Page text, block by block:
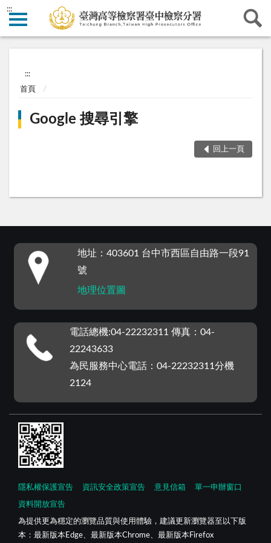
:::
:::
首頁
Google 搜尋引擎
回上一頁
地址：403601 台中市西區自由路一段91
號
地理位置圖
電話總機:04-22232311 傳真：04-
22243633
為民服務中心電話：04-22232311分機
2124
隱私權保護宣告 資訊安全政策宣告 意見信箱 單一申辦窗口
資料開放宣告
為提供更為穩定的瀏覽品質與使用體驗，建議更新瀏覽器至以下版
本：最新版本Edge、最新版本Chrome、最新版本Firefox